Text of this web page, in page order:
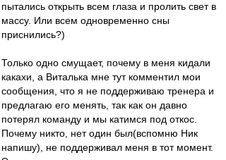
пытались открыть всем глаза и пролить свет в
массу. Или всем одновременно сны
приснились?)
Только одно смущает, почему в меня кидали
какахи, а Виталька мне тут комментил мои
сообщения, что я не поддерживаю тренера и
предлагаю его менять, так как он давно
потерял команду и мы катимся под откос.
Почему никто, нет один был(вспомню Ник
напишу), не поддерживал меня в тот момент.